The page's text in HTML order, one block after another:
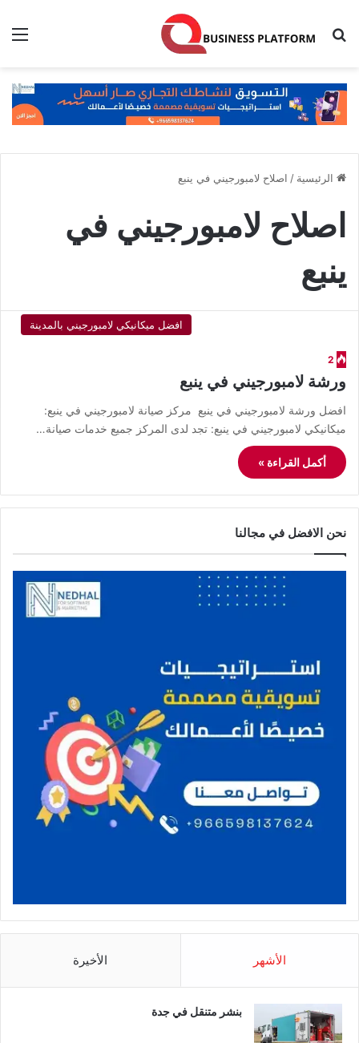
بحث عن
الرئيسية / اصلاح لامبورجيني في ينبع
اصلاح لامبورجيني في
ينبع
افضل ميكانيكي لامبورجيني بالمدينة
2
ورشة لامبورجيني في ينبع
افضل ورشة لامبورجيني في ينبع مركز صيانة لامبورجيني في ينبع:
ميكانيكي لامبورجيني في ينبع: تجد لدى المركز جميع خدمات صيانة…
أكمل القراءة »
نحن الافضل في مجالنا
الأشهر الأخيرة
بنشر متنقل في جدة